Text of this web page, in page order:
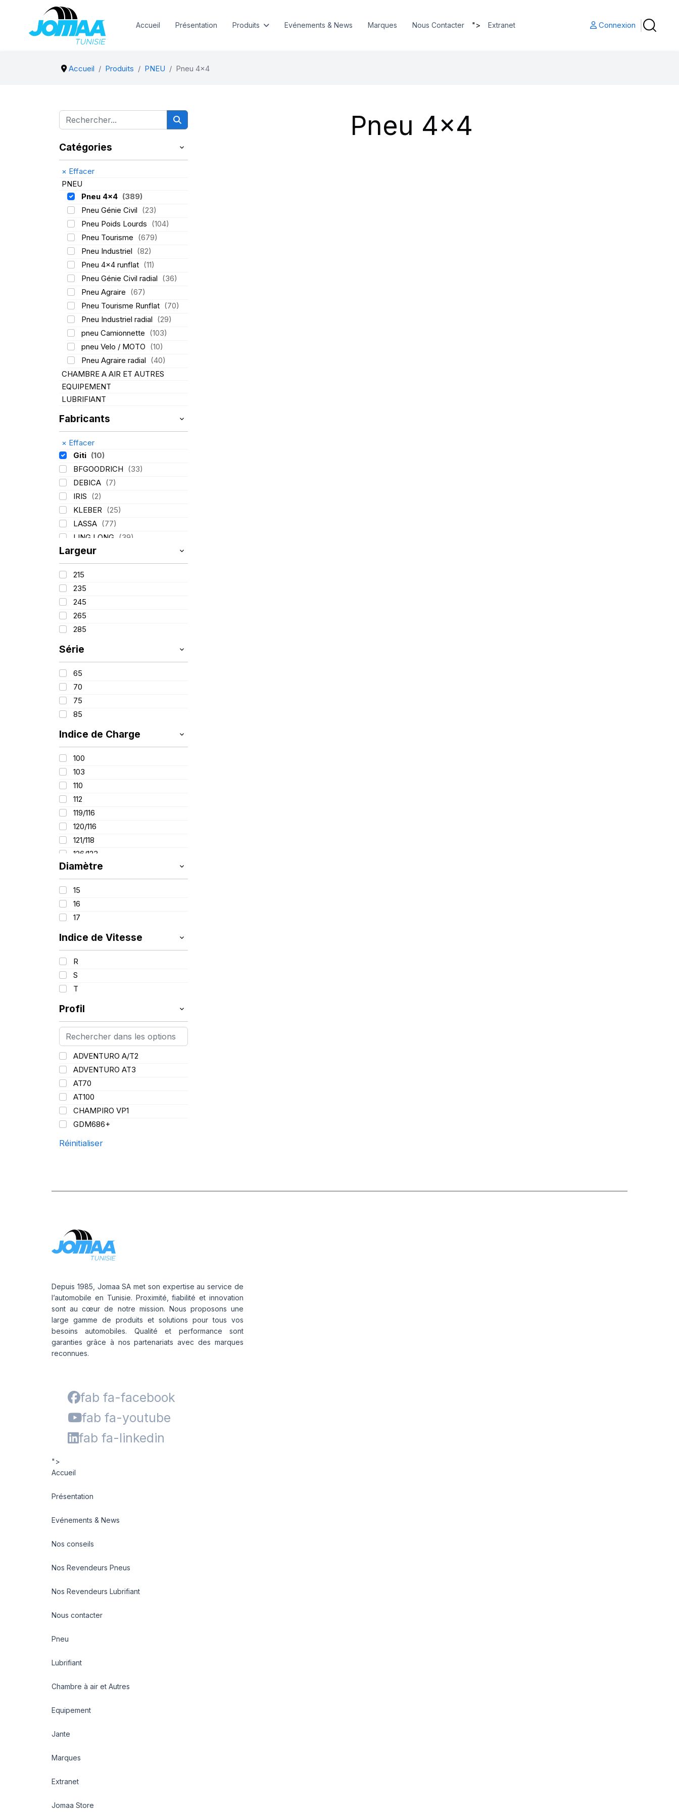
Accueil Présentation Produits Evénements & News Marques Nous Contacter "> Extranet Connexion
Accueil Produits PNEU Pneu 4x4
Catégories
× Effacer
PNEU
Pneu 4x4 (389)
Pneu Génie Civil (23)
Pneu Poids Lourds (104)
Pneu Tourisme (679)
Pneu Industriel (82)
Pneu 4x4 runflat (11)
Pneu Génie Civil radial (36)
Pneu Agraire (67)
Pneu Tourisme Runflat (70)
Pneu Industriel radial (29)
pneu Camionnette (103)
pneu Velo / MOTO (10)
Pneu Agraire radial (40)
CHAMBRE A AIR ET AUTRES
EQUIPEMENT
LUBRIFIANT
Fabricants
× Effacer
Giti (10)
BFGOODRICH (33)
DEBICA (7)
IRIS (2)
KLEBER (25)
LASSA (77)
LING LONG (39)
MICHELIN
PIRELLI (110)
TIGAR
Largeur
215
235
245
265
285
Série
65
70
75
85
Indice de Charge
100
103
110
112
119/116
120/116
121/118
126/123
Diamètre
15
16
17
Indice de Vitesse
R
S
T
Profil
ADVENTURO A/T2
ADVENTURO AT3
AT70
AT100
CHAMPIRO VP1
GDM686+
Réinitialiser
Pneu 4x4
Depuis 1985, Jomaa SA met son expertise au service de
l’automobile en Tunisie. Proximité, fiabilité et innovation
sont au cœur de notre mission. Nous proposons une
large gamme de produits et solutions pour tous vos
besoins automobiles. Qualité et performance sont
garanties grâce à nos partenariats avec des marques
reconnues.
fab fa-facebook
fab fa-youtube
fab fa-linkedin
">
Accueil
Présentation
Evénements & News
Nos conseils
Nos Revendeurs Pneus
Nos Revendeurs Lubrifiant
Nous contacter
Pneu
Lubrifiant
Chambre à air et Autres
Equipement
Jante
Marques
Extranet
Jomaa Store